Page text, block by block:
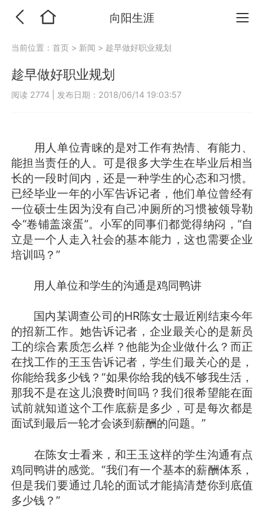
向阳生涯
当前位置：首页 > 新闻 > 趁早做好职业规划
趁早做好职业规划
阅读 2774 发布日期：2018/06/14 19:03:57
用人单位青睐的是对工作有热情、有能力、
能担当责任的人。可是很多大学生在毕业后相当
长的一段时间内，还是一种学生的心态和习惯。
已经毕业一年的小军告诉记者，他们单位曾经有
一位硕士生因为没有自己冲厕所的习惯被领导勒
令“卷铺盖滚蛋”。小军的同事们都觉得纳闷，“自
立是一个人走入社会的基本能力，这也需要企业
培训吗？”
用人单位和学生的沟通是鸡同鸭讲
国内某调查公司的HR陈女士最近刚结束今年
的招新工作。她告诉记者，企业最关心的是新员
工的综合素质怎么样？他能为企业做什么？而正
在找工作的王玉告诉记者，学生们最关心的是，
你能给我多少钱？“如果你给我的钱不够我生活，
那我不是在这儿浪费时间吗？我们很希望能在面
试前就知道这个工作底薪是多少，可是每次都是
面试到最后一轮才会谈到薪酬的问题。”
在陈女士看来，和王玉这样的学生沟通有点
鸡同鸭讲的感觉。“我们有一个基本的薪酬体系，
但是我们要通过几轮的面试才能搞清楚你到底值
多少钱？”